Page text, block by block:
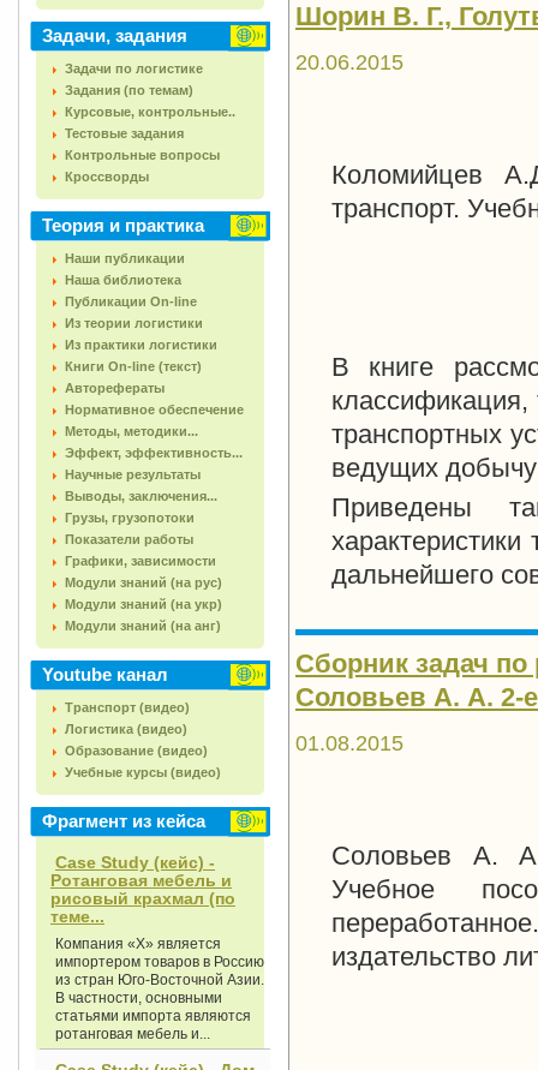
Задачи, задания
Задачи по логистике
Задания (по темам)
Курсовые, контрольные..
Тестовые задания
Контрольные вопросы
Кроссворды
Теория и практика
Наши публикации
Наша библиотека
Публикации On-line
Из теории логистики
Из практики логистики
Книги On-line (текст)
Авторефераты
Нормативное обеспечение
Методы, методики...
Эффект, эффективность...
Научные результаты
Выводы, заключения...
Грузы, грузопотоки
Показатели работы
Графики, зависимости
Модули знаний (на рус)
Модули знаний (на укр)
Модули знаний (на анг)
Youtube канал
Транспорт (видео)
Логистика (видео)
Образование (видео)
Учебные курсы (видео)
Фрагмент из кейса
Case Study (кейс) -
Ротанговая мебель и
рисовый крахмал (по
теме...
Компания «X» является
импортером товаров в Россию
из стран Юго-Восточной Азии.
В частности, основными
статьями импорта являются
ротанговая мебель и...
Шорин В. Г.,
20.06.2015
Коломийцев
транспорт.
В книге
классификация,
транспортных
ведущих
Приведены
характеристики
дальнейшего
Сборник задач по
Соловьев А. А. 2-
01.08.2015
Соловьев А.
Учебное
издательство